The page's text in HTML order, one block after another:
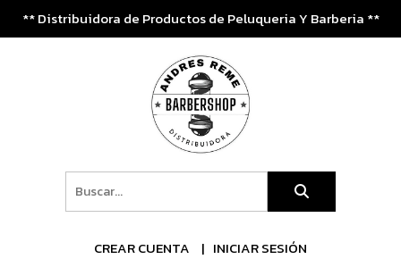
** Distribuidora de Productos de Peluqueria Y Barberia **
CREAR CUENTA INICIAR SESIÓN